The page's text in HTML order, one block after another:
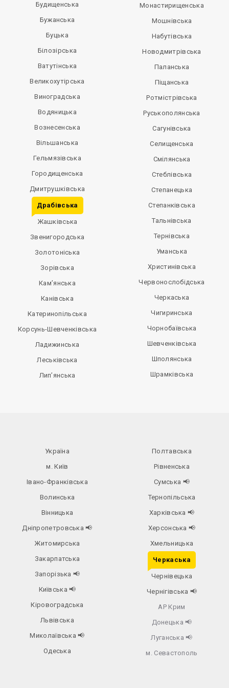
Будищенська
Бужанська
Буцька
Білозірська
Ватутінська
Великохутірська
Виноградська
Водяницька
Вознесенська
Вільшанська
Гельмязівська
Городищенська
Дмитрушківська
Драбівська
Жашківська
Звенигородська
Золотоніська
Зорівська
Кам’янська
Канівська
Катеринопільська
Корсунь-Шевченківська
Ладижинська
Леськівська
Лип’янська
Монастирищенська
Мошнівська
Набутівська
Новодмитрівська
Паланська
Піщанська
Ротмістрівська
Руськополянська
Сагунівська
Селищенська
Смілянська
Стеблівська
Степанецька
Степанківська
Тальнівська
Тернівська
Уманська
Христинівська
Червонослобідська
Черкаська
Чигиринська
Чорнобаївська
Шевченківська
Шполянська
Шрамківська
Україна
м. Київ
Івано-Франківська
Волинська
Вінницька
Дніпропетровська📢
Житомирська
Закарпатська
Запорізька 📢
Київська📢
Кіровоградська
Львівська
Миколаївська📢
Одеська
Полтавська
Рівненська
Сумська 📢
Тернопільська
Харківська 📢
Херсонська 📢
Хмельницька
Черкаська
Чернівецька
Чернігівська 📢
АР Крим
Донецька 📢
Луганська 📢
м. Севастополь